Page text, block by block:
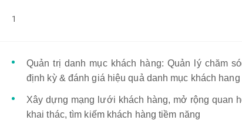
1
Quản trị danh mục khách hàng: Quản lý chăm
định kỳ & đánh giá hiệu quả danh mục khách hang
Xây dựng mạng lưới khách hàng, mở rộng quan
khai thác, tìm kiếm khách hàng tiềm năng